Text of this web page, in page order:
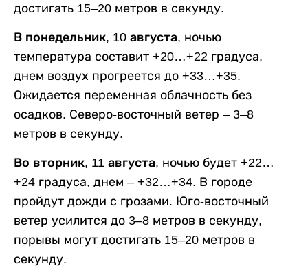
достигать 15–20 метров в секунду.
В понедельник, 10 августа, ночью
температура составит +20…+22 градуса,
днем воздух прогреется до +33…+35.
Ожидается переменная облачность без
осадков. Северо-восточный ветер – 3–8
метров в секунду.
Во вторник, 11 августа, ночью будет +22…
+24 градуса, днем – +32…+34. В городе
пройдут дожди с грозами. Юго-восточный
ветер усилится до 3–8 метров в секунду,
порывы могут достигать 15–20 метров в
секунду.